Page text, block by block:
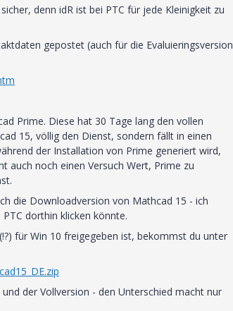
denn idR ist bei PTC für jede Kleinigkeit zu
gepostet (auch für die Evaluieringsversion
Prime. Diese hat 30 Tage lang den vollen
15, völlig den Dienst, sondern fällt in einen
der Installation von Prime generiert wird,
auch noch einen Versuch Wert, Prime zu
die Downloadversion von Mathcad 15 - ich
dorthin klicken könnte.
für Win 10 freigegeben ist, bekommst du unter
der Vollversion - den Unterschied macht nur